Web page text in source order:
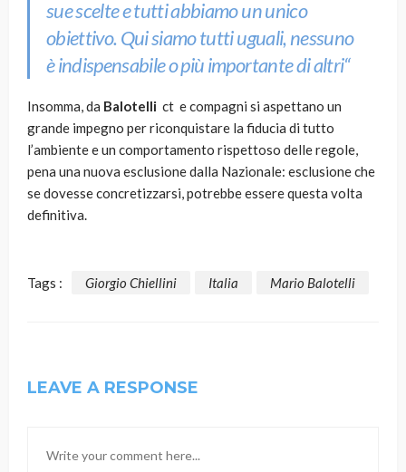
sue scelte e tutti abbiamo un unico
obiettivo. Qui siamo tutti uguali, nessuno
è indispensabile o più importante di altri“
Insomma, da Balotelli ct e compagni si aspettano un
grande impegno per riconquistare la fiducia di tutto
l’ambiente e un comportamento rispettoso delle regole,
pena una nuova esclusione dalla Nazionale: esclusione che
se dovesse concretizzarsi, potrebbe essere questa volta
definitiva.
Tags : Giorgio Chiellini Italia Mario Balotelli
LEAVE A RESPONSE